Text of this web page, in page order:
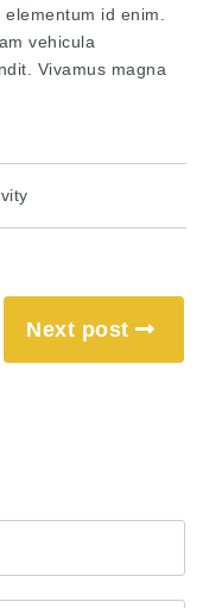
id enim.
vehicula
Vivamus magna
Next post